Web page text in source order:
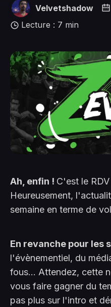
Velvetshadow
Lecture : 7 min
Ah, enfin ! C'est le
Heureusement,
semaine en terme de
En revanche pour les
l'évènementiel, du
fous... Attendez, cette
vous faire gagner du
pas plus sur l'intro et